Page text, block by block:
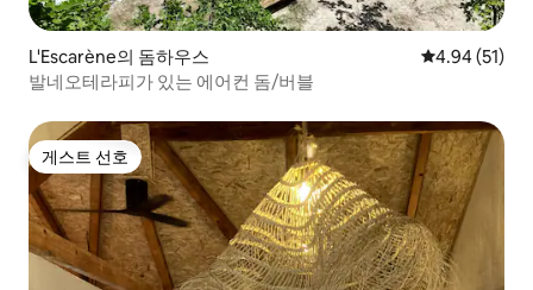
L'Escarène의 돔하우스 평점 4.94점
4.94 (51)
발네오테라피가 있는 에어컨 돔/버블
게스트 선호
게스트 선호